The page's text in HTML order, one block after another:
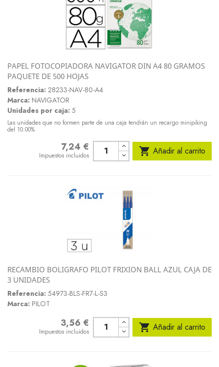
PAPEL FOTOCOPIADORA NAVIGATOR DIN A4 80 GRAMOS
PAQUETE DE 500 HOJAS
Referencia: 28233-NAV-80-A4
Marca: NAVIGATOR
Unidades por caja: 5
Las unidades que no formen parte de una caja tendrán un recargo minipiking
del 10.00%
7,24 €
Impuestos incluidos  Añadir al carrito
RECAMBIO BOLIGRAFO PILOT FRIXION BALL AZUL CAJA DE
3 UNIDADES
Referencia: 54973-BLS-FR7-L-S3
Marca: PILOT
3,56 €
Impuestos incluidos  Añadir al carrito